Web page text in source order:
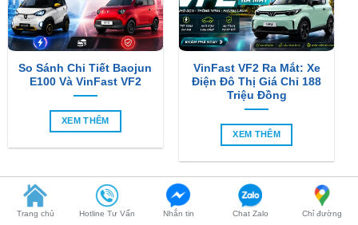
So Sánh Chi Tiết Baojun
E100 Và VinFast VF2
XEM THÊM
VinFast VF2 Ra Mắt: Xe
Điện Đô Thị Giá Chỉ 188
Triệu Đồng
XEM THÊM
SẢN PHẨM MỚI
-6%
Trang chủ Hotline Tư Vấn Nhắn tin Chat Zalo Chỉ đường